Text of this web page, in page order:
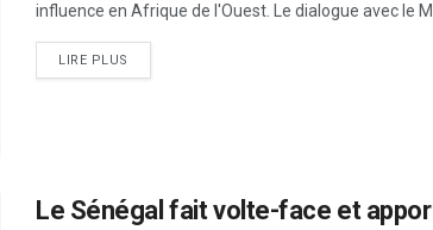
influence en Afrique de l'Ouest. Le dialogue avec le
LIRE PLUS
Le Sénégal fait volte-face et